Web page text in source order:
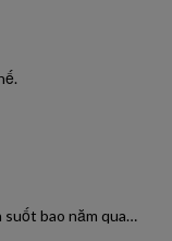
suốt bao năm qua…